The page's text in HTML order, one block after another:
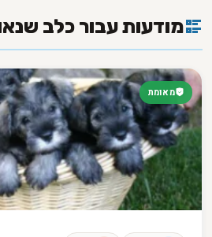
מודעות עבור כלב
מאומת